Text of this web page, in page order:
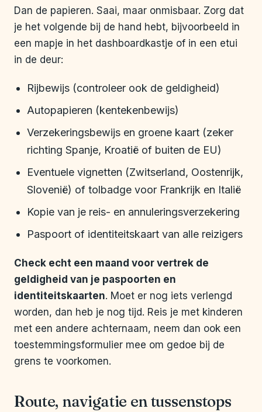
Dan de papieren. Saai, maar onmisbaar. Zorg dat
je het volgende bij de hand hebt, bijvoorbeeld in
een mapje in het dashboardkastje of in een etui
in de deur:
Rijbewijs (controleer ook de geldigheid)
Autopapieren (kentekenbewijs)
Verzekeringsbewijs en groene kaart (zeker
richting Spanje, Kroatië of buiten de EU)
Eventuele vignetten (Zwitserland, Oostenrijk,
Slovenië) of tolbadge voor Frankrijk en Italië
Kopie van je reis- en annuleringsverzekering
Paspoort of identiteitskaart van alle reizigers
Check echt een maand voor vertrek de
geldigheid van je paspoorten en
identiteitskaarten. Moet er nog iets verlengd
worden, dan heb je nog tijd. Reis je met kinderen
met een andere achternaam, neem dan ook een
toestemmingsformulier mee om gedoe bij de
grens te voorkomen.
Route, navigatie en tussenstops